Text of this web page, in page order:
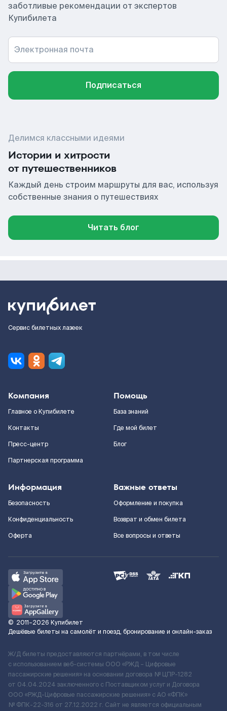
заботливые рекомендации от экспертов
Купибилета
Электронная почта
Подписаться
Делимся классными идеями
Истории и хитрости
от путешественников
Каждый день строим маршруты для вас, используя
собственные знания о путешествиях
Читать блог
Сервис билетных лазеек
Компания
Главное о Купибилете
Контакты
Пресс-центр
Партнерская программа
Помощь
База знаний
Где мой билет
Блог
Информация
Безопасность
Конфиденциальность
Оферта
Важные ответы
Оформление и покупка
Возврат и обмен билета
Все вопросы и ответы
© 2011–2026 Купибилет
Дешёвые билеты на самолёт и поезд, бронирование и онлайн-заказ
Ж/Д билеты предоставляются партнёрами, в том числе
с использованием веб-системы ООО «РЖД – Цифровые
пассажирские решения» на основании договора № ЦПР-1282
от 04.04.2024 заключенного с Поставщиком услуг и Договора
ООО «РЖД-Цифровые пассажирские решения» c АО «ФПК»
№ ФПК-22-316 от 27.12.2022 г. Сайт не является официальным